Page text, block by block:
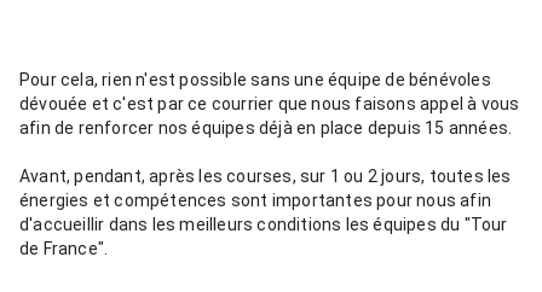
Pour cela, rien n'est possible sans une équipe de bénévoles
dévouée et c'est par ce courrier que nous faisons appel à vous
afin de renforcer nos équipes déjà en place depuis 15 années.
Avant, pendant, après les courses, sur 1 ou 2 jours, toutes les
énergies et compétences sont importantes pour nous afin
d'accueillir dans les meilleurs conditions les équipes du "Tour
de France".